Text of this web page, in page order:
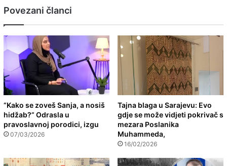
Povezani članci
“Kako se zoveš Sanja, a nosiš
hidžab?” Odrasla u
pravoslavnoj porodici, izgu
07/03/2026
Tajna blaga u Sarajevu: Evo
gdje se može vidjeti pokrivač s
mezara Poslanika
Muhammeda,
16/02/2026